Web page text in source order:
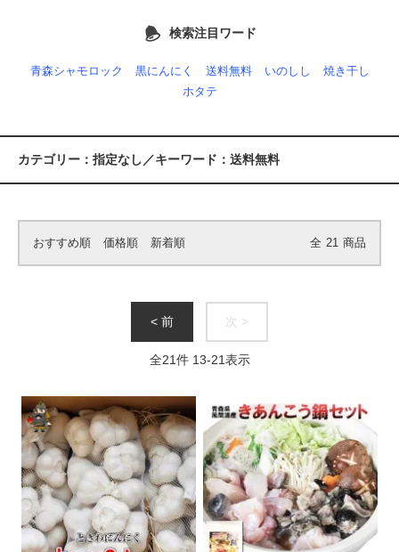
検索注目ワード
青森シャモロック 黒にんにく 送料無料 いのしし
焼き干し
ホタテ
カテゴリー：指定なし／キーワード：送料無料
おすすめ順 価格順 新着順 全 21 商品
< 前 次 >
全21件 13-21表示